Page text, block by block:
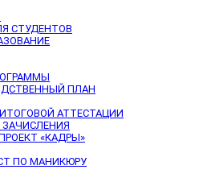
СТУДЕНТОВ
ПЛАН
АТТЕСТАЦИИ
«КАДРЫ»
ПО МАНИКЮРУ